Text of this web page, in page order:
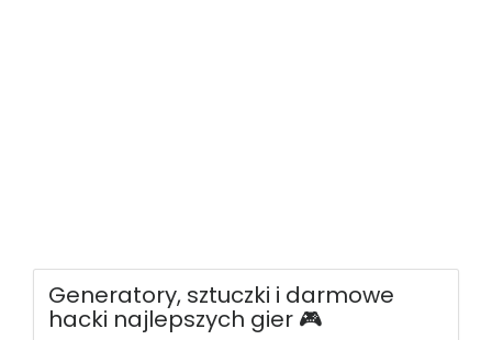
Generatory, sztuczki i darmowe
hacki najlepszych gier 🎮